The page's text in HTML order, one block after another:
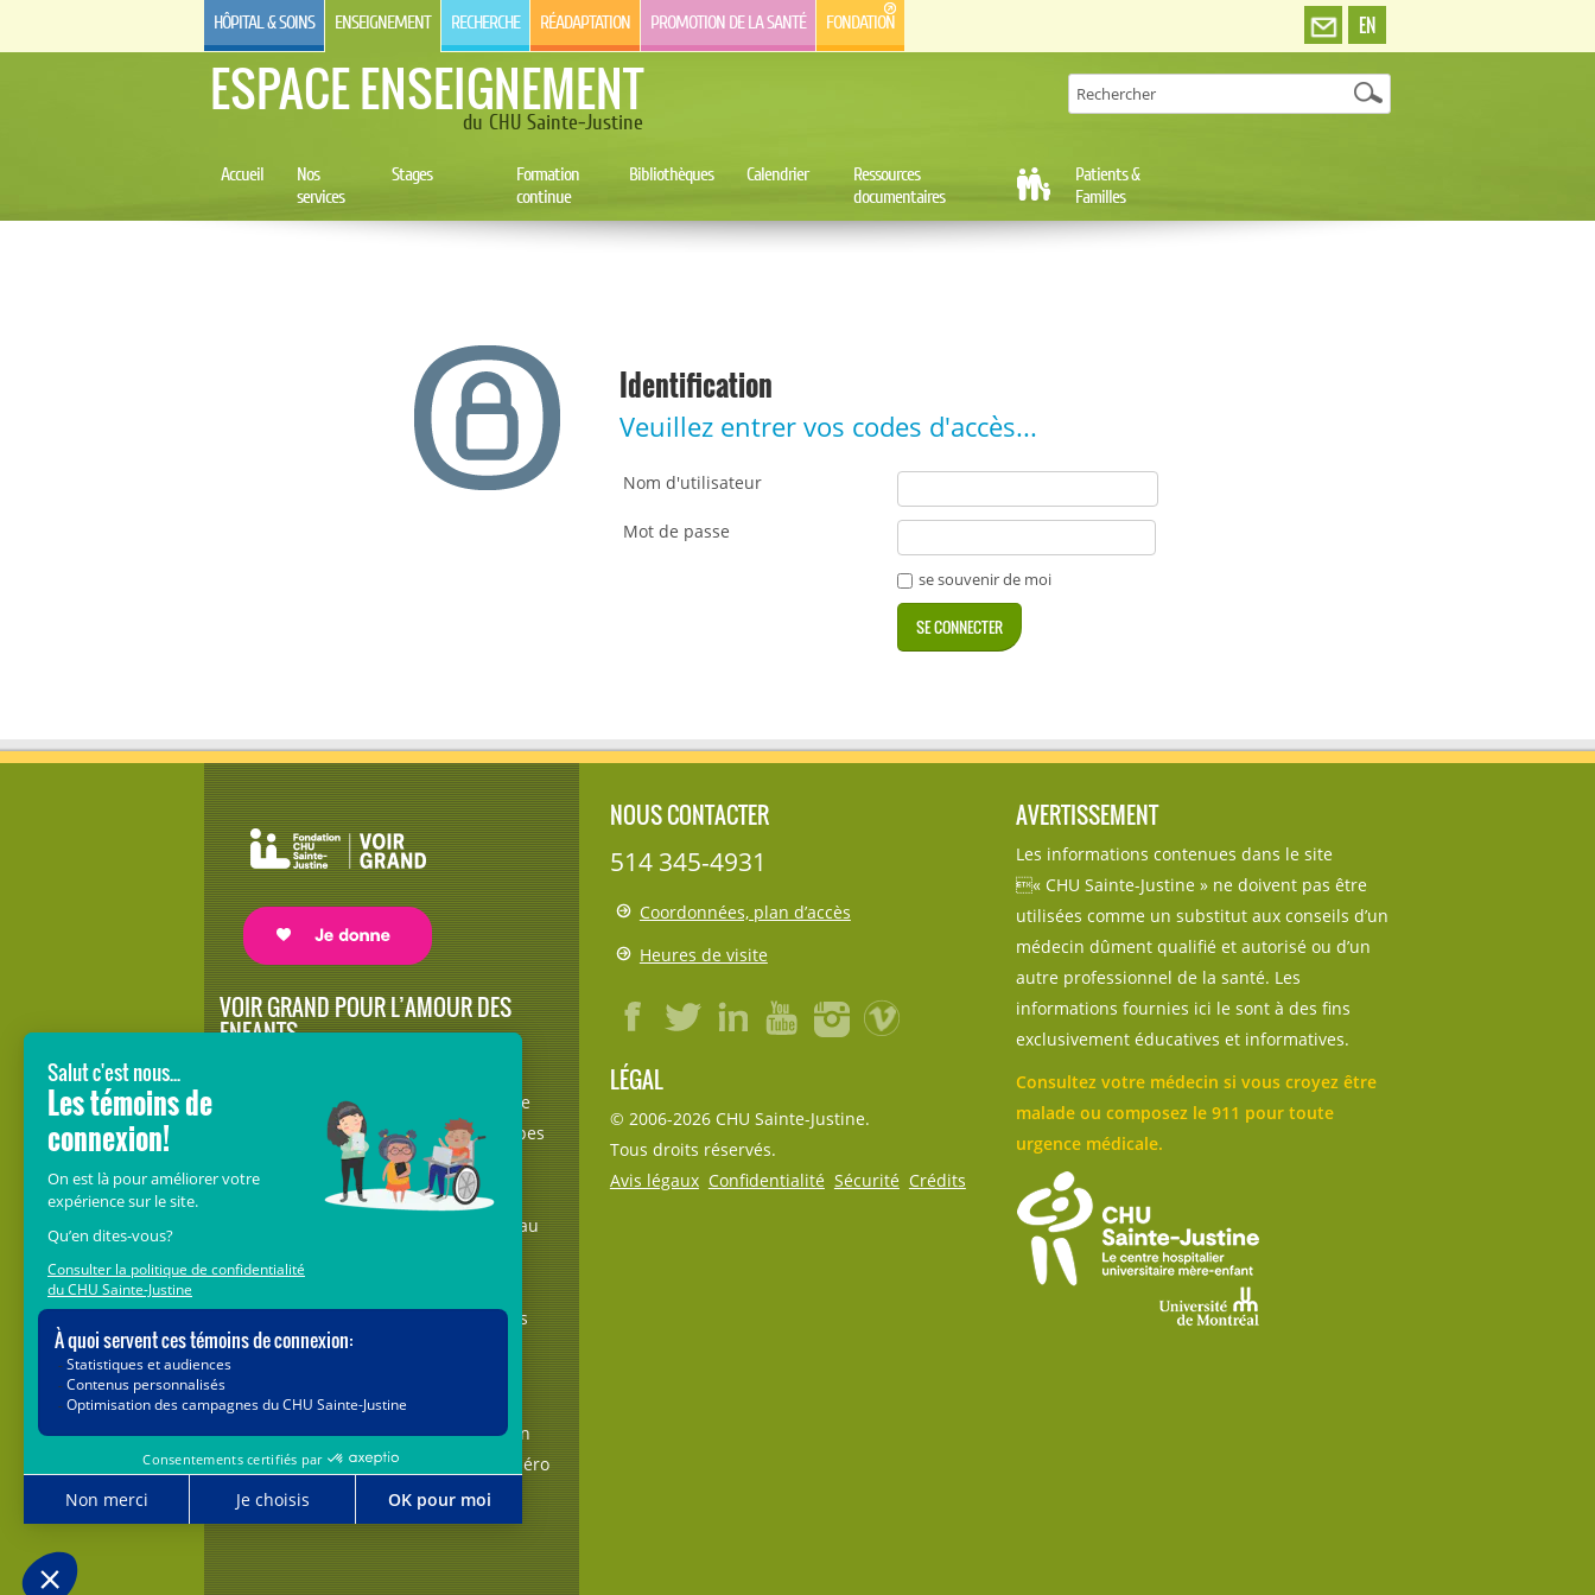
EN
HÔPITAL & SOINS ENSEIGNEMENT RECHERCHE RÉADAPTATION PROMOTION DE LA SANTÉ FONDATION
ESPACE ENSEIGNEMENT
du CHU Sainte-Justine
Accueil
Nos
services
Stages
Formation
continue
Bibliothèques Calendrier
Ressources
documentaires
Patients &
Familles
Identification
Veuillez entrer vos codes d'accès...
VOIR GRAND POUR L’AMOUR DES
ENFANTS
vous au cœur de la campagne majeure
Voir Grand, nous conduisons les équipes
soignantes vers les opportunités de la
science et des nouvelles technologies
pour que chaque enfant, où qu’il soit au
Justine. Ensemble, unissons nos forces
pour leur avenir.
Merci de voir grand avec nous.
Vous pouvez également faire votre don
par la poste ou par téléphone au numéro
sans frais1-888-235-DONS (3667)
NOUS CONTACTER
514 345-4931
Coordonnées, plan d’accès
Heures de visite
LÉGAL
© 2006-2026CHU Sainte-Justine.
Tous droits réservés.
Avis légaux Confidentialité Sécurité Crédits
AVERTISSEMENT
Les informations contenues dans le site
« CHU Sainte-Justine » ne doivent pas être
utilisées comme un substitut aux conseils d’un
médecin dûment qualifié et autorisé ou d’un
autre professionnel de la santé. Les
informations fournies ici le sont à des fins
exclusivement éducatives et informatives.
Consultez votre médecin si vous croyez être
malade ou composez le 911 pour toute
urgence médicale.